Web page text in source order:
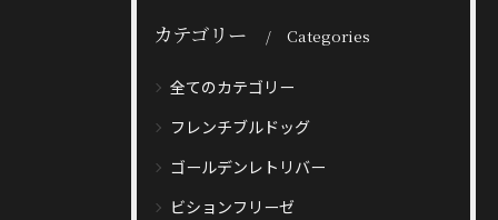
カテゴリー Categories
全てのカテゴリー
フレンチブルドッグ
ゴールデンレトリバー
ビションフリーゼ